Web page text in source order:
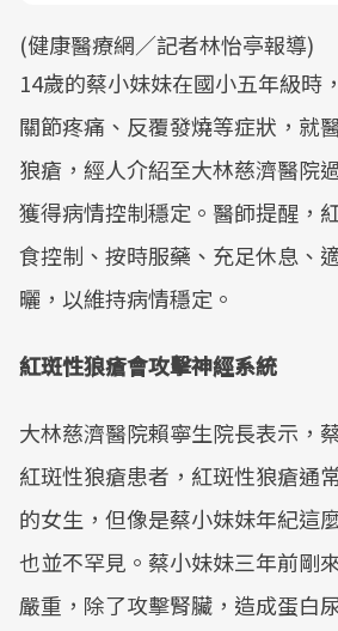
(健康醫療網／記者林怡亭報導)
14歲的蔡小妹妹在國小五年級時
關節疼痛、反覆發燒等症狀，就
狼瘡，經人介紹至大林慈濟醫院
獲得病情控制穩定。醫師提醒，
食控制、按時服藥、充足休息、
曬，以維持病情穩定。
紅斑性狼瘡會攻擊神經系統
大林慈濟醫院賴寧生院長表示，
紅斑性狼瘡患者，紅斑性狼瘡通
的女生，但像是蔡小妹妹年紀這
也並不罕見。蔡小妹妹三年前剛
嚴重，除了攻擊腎臟，造成蛋白